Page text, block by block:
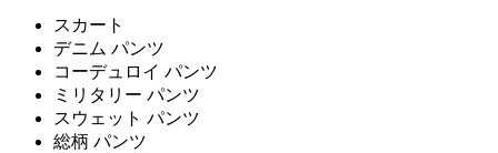
スカート
デニム パンツ
コーデュロイ パンツ
ミリタリー パンツ
スウェット パンツ
総柄 パンツ